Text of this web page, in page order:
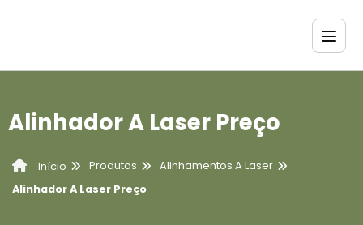
Alinhador A Laser Preço
Início Produtos
Alinhamentos A Laser
Alinhador A Laser Preço